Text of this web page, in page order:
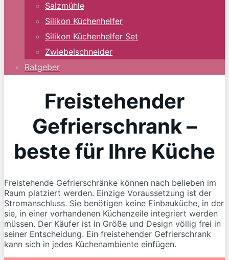
Salzmühle
Silikon Küchenhelfer
Silikon Küchenhelfer Set
Zwiebelschneider
Ratgeber
Freistehender
Gefrierschrank –
beste für Ihre Küche
Freistehende Gefrierschränke können nach belieben im
Raum platziert werden. Einzige Voraussetzung ist der
Stromanschluss. Sie benötigen keine Einbauküche, in der
sie, in einer vorhandenen Küchenzeile integriert werden
müssen. Der Käufer ist in Größe und Design völlig frei in
seiner Entscheidung. Ein freistehender Gefrierschrank
kann sich in jedes Küchenambiente einfügen.